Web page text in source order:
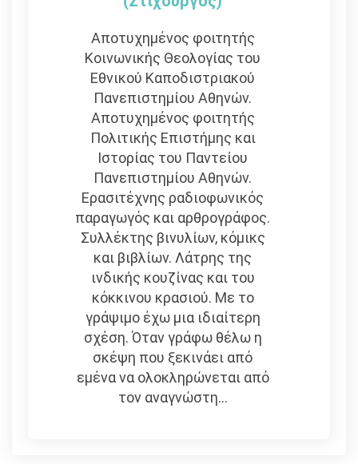
Αποτυχημένος φοιτητής
Κοινωνικής Θεολογίας του
Εθνικού Καποδιστριακού
Πανεπιστημίου Αθηνών.
Αποτυχημένος φοιτητής
Πολιτικής Επιστήμης και
Ιστορίας του Παντείου
Πανεπιστημίου Αθηνών.
Ερασιτέχνης ραδιοφωνικός
παραγωγός και αρθρογράφος.
Συλλέκτης βινυλίων, κόμικς
και βιβλίων. Λάτρης της
ινδικής κουζίνας και του
κόκκινου κρασιού. Με το
γράψιμο έχω μια ιδιαίτερη
σχέση. Όταν γράφω θέλω η
σκέψη που ξεκινάει από
εμένα να ολοκληρώνεται από
τον αναγνώστη...